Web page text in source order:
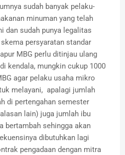
sudah banyak pelaku-
minuman yang telah
dan sudah punya legalitas
persyaratan standar
MBG perlu ditinjau ulang
kendala, mungkin cukup 1000
agar pelaku usaha mikro
melayani, apalagi jumlah
di pertengahan semester
lain) juga jumlah ibu
bertambah sehingga akan
dibutuhkan lagi
pengadaan dengan mitra